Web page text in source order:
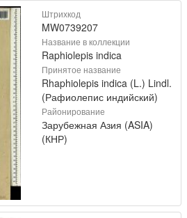
Штрихкод
MW0739207
Название в коллекции
Raphiolepis indica
Принятое название
Rhaphiolepis indica (L.) Lindl.
(Рафиолепис индийский)
Районирование
Зарубежная Азия (ASIA)
(КНР)